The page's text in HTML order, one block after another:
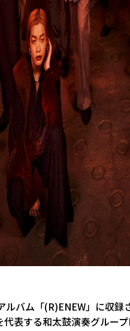
ルバム「(R)ENEW」に収
代表する和太鼓演奏グルー